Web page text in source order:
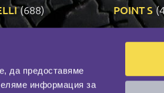
да предоставяме
информация за
(688) POINT S